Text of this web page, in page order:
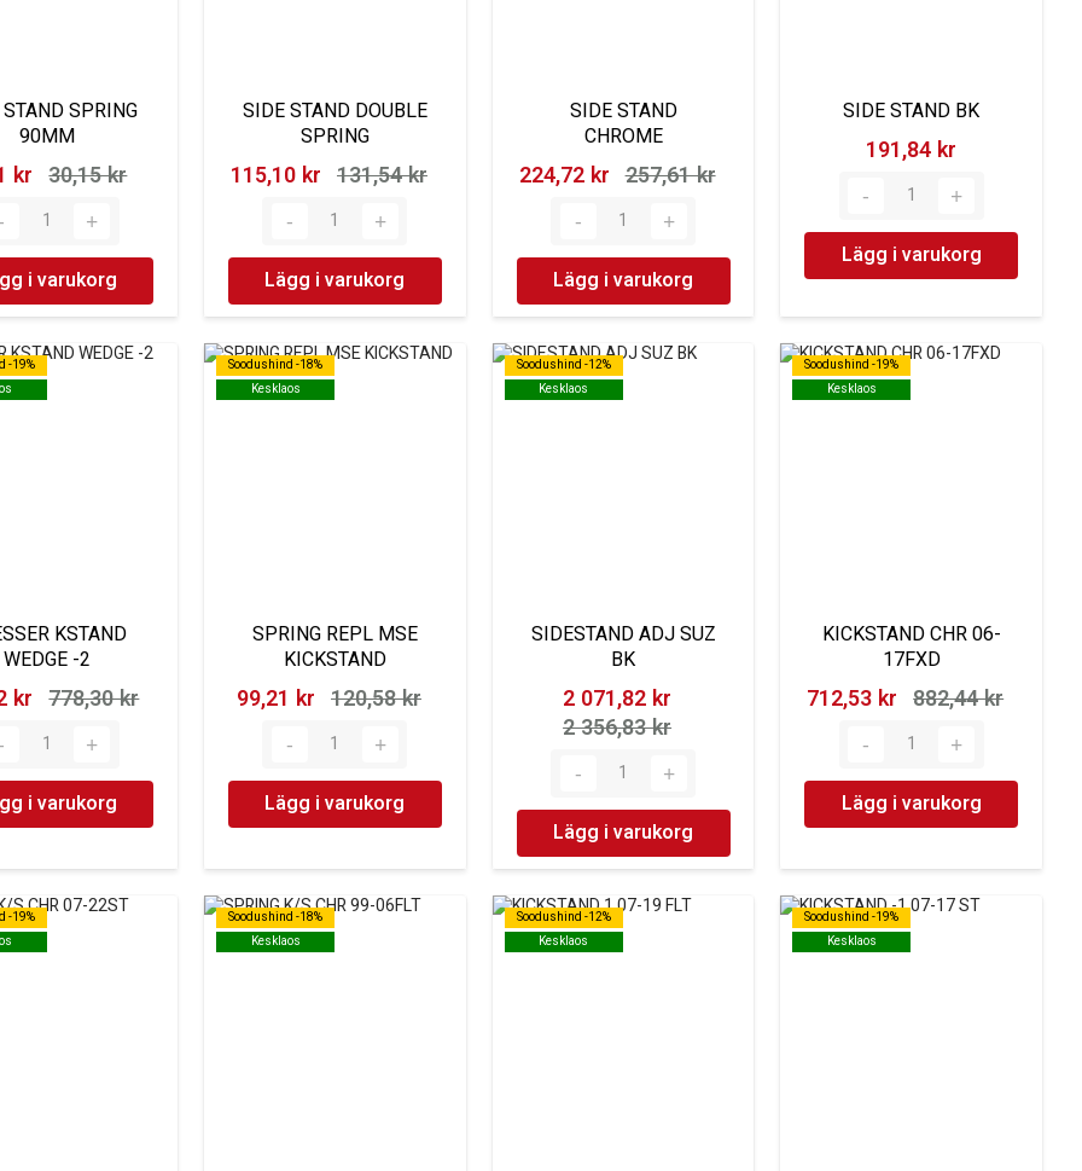
SPRING
90MM
kr‎ 30,15 kr‎
i varukorg
SIDE STAND DOUBLE
SPRING
115,10 kr‎ 131,54 kr‎
Lägg i varukorg
SIDE STAND
CHROME
224,72 kr‎ 257,61 kr‎
Lägg i varukorg
SIDE STAND BK
191,84 kr‎
Lägg i varukorg
-19%
-19%
KSTAND
WEDGE -2
kr‎ 778,30 kr‎
i varukorg
Soodushind -18%
Kesklaos
Soodushind -18%
Kesklaos
SPRING REPL MSE
KICKSTAND
99,21 kr‎ 120,58 kr‎
Lägg i varukorg
Soodushind -12%
Kesklaos
Soodushind -12%
Kesklaos
SIDESTAND ADJ SUZ
BK
2 071,82 kr‎
2 356,83 kr‎
Lägg i varukorg
Soodushind -19%
Kesklaos
Soodushind -19%
Kesklaos
KICKSTAND CHR 06-
17FXD
712,53 kr‎ 882,44 kr‎
Lägg i varukorg
-19%
-19%
Soodushind -18%
Kesklaos
Soodushind -18%
Kesklaos
Soodushind -12%
Kesklaos
Soodushind -12%
Kesklaos
Soodushind -19%
Kesklaos
Soodushind -19%
Kesklaos